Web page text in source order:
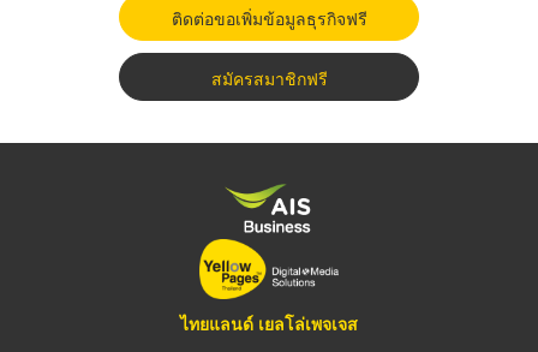
ติดต่อขอเพิ่มข้อมูลธุรกิจฟรี
สมัครสมาชิกฟรี
ไทยแลนด์ เยลโล่เพจเจส